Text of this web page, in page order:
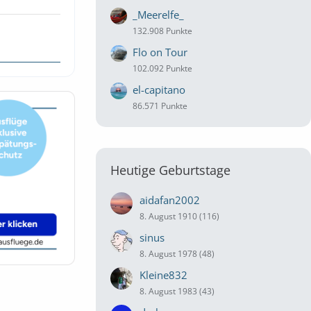
_Meerelfe_
132.908 Punkte
Flo on Tour
102.092 Punkte
el-capitano
86.571 Punkte
Heutige Geburtstage
aidafan2002
8. August 1910 (116)
sinus
8. August 1978 (48)
Kleine832
8. August 1983 (43)